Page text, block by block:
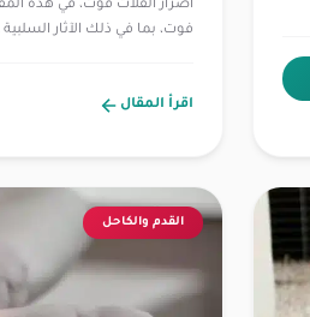
أضرار الفلات فوت، في هذه
فوت، بما في ذلك الآثار
اقرأ المقال
القدم والكاحل